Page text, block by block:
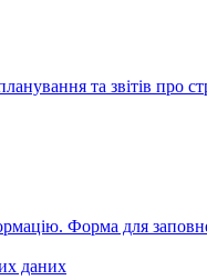
та звітів про
Форма для
даних